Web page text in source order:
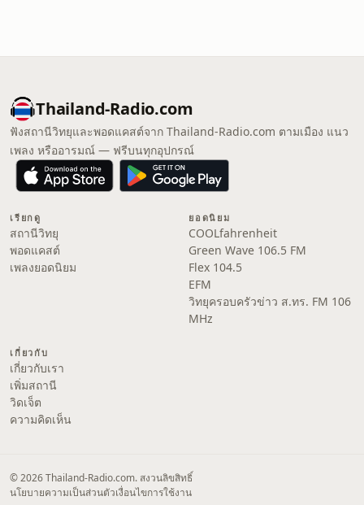
Thailand-Radio.com
ฟังสถานีวิทยุและพอดแคสต์จาก Thailand-Radio.com ตามเมือง แนว
เพลง หรืออารมณ์ — ฟรีบนทุกอุปกรณ์
เรียกดู
สถานีวิทยุ
พอดแคสต์
เพลงยอดนิยม
ยอดนิยม
COOLfahrenheit
Green Wave 106.5 FM
Flex 104.5
EFM
วิทยุครอบครัวข่าว ส.ทร. FM 106
MHz
เกี่ยวกับ
เกี่ยวกับเรา
เพิ่มสถานี
วิดเจ็ต
ความคิดเห็น
© 2026 Thailand-Radio.com. สงวนลิขสิทธิ์
นโยบายความเป็นส่วนตัวเงื่อนไขการใช้งาน